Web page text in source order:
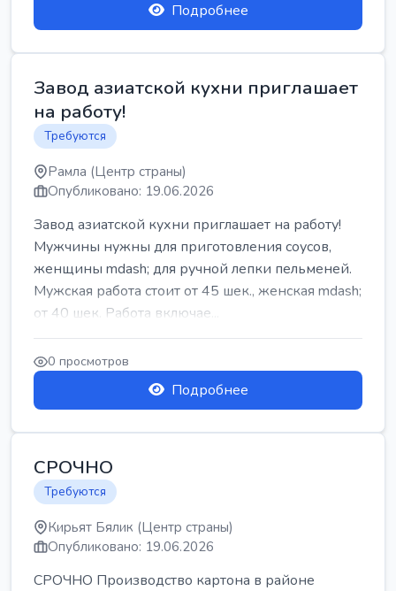
Подробнее
Завод азиатской кухни приглашает
на работу!
Требуются
Рамла (Центр страны)
Опубликовано: 19.06.2026
Завод азиатской кухни приглашает на работу!
Мужчины нужны для приготовления соусов,
женщины mdash; для ручной лепки пельменей.
Мужская работа стоит от 45 шек., женская mdash;
от 40 шек. Работа включае...
0 просмотров
Подробнее
СРОЧНО
Требуются
Кирьят Бялик (Центр страны)
Опубликовано: 19.06.2026
СРОЧНО Производство картона в районе